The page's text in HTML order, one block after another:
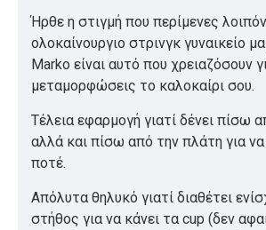
Ήρθε η στιγμή που περίμενες
ολοκαίνουργιο στρινγκ γυναικείο
Marko είναι αυτό που χρειαζόσουν
μεταμορφώσεις το καλοκαίρι σου.
Τέλεια εφαρμογή γιατί δένει πίσω
αλλά και πίσω από την πλάτη για
ποτέ.
Απόλυτα θηλυκό γιατί διαθέτει
στήθος για να κάνει τα cup (δεν